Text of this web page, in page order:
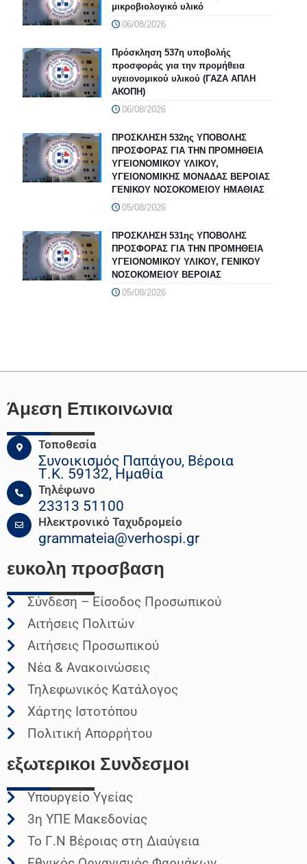
μικροβιολογικό υλικό
06/08/2026
Πρόσκληση 537η υποβολής
προσφοράς για την προμήθεια
υγειονομικού υλικού (ΓΑΖΑ ΑΠΛΗ
ΑΚΟΠΗ)
06/08/2026
ΠΡΟΣΚΛΗΣΗ 532ης ΥΠΟΒΟΛΗΣ
ΠΡΟΣΦΟΡΑΣ ΓΙΑ ΤΗΝ ΠΡΟΜΗΘΕΙΑ
ΥΓΕΙΟΝΟΜΙΚΟΥ ΥΛΙΚΟΥ,
ΥΓΕΙΟΝΟΜΙΚΗΣ ΜΟΝΑΔΑΣ ΒΕΡΟΙΑΣ
ΓΕΝΙΚΟΥ ΝΟΣΟΚΟΜΕΙΟΥ ΗΜΑΘΙΑΣ
05/08/2026
ΠΡΟΣΚΛΗΣΗ 531ης ΥΠΟΒΟΛΗΣ
ΠΡΟΣΦΟΡΑΣ ΓΙΑ ΤΗΝ ΠΡΟΜΗΘΕΙΑ
ΥΓΕΙΟΝΟΜΙΚΟΥ ΥΛΙΚΟΥ, ΓΕΝΙΚΟΥ
ΝΟΣΟΚΟΜΕΙΟΥ ΒΕΡΟΙΑΣ
05/08/2026
Άμεση Επικοινωνια
Τοποθεσία
Συνοικισμός Παπάγου, Βέροια
Τ.Κ. 59132, Ημαθία
Τηλέφωνο
23313 51100
Ηλεκτρονικό Ταχυδρομείο
grammateia@verhospi.gr
ευκολη προσβαση
Σύνδεση – Είσοδος Προσωπικού
Αιτήσεις Πολιτών
Αιτήσεις Προσωπικού
Νέα & Ανακοινώσεις
Τηλεφωνικός Κατάλογος
Χάρτης Ιστοτόπου
Πολιτική Απορρήτου
εξωτερικοι Συνδεσμοι
Υπουργείο Υγείας
3η ΥΠΕ Μακεδονίας
Το Γ.Ν Βέροιας στη Διαύγεια